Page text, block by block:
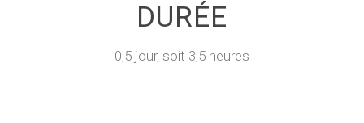
DURÉE
0,5 jour, soit 3,5 heures